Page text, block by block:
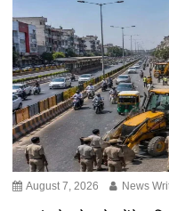
August 7, 2026 News